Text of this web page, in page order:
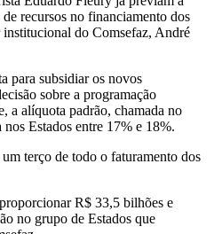
recursos no financiamento dos
do Comsefaz, André
para subsidiar os novos
sobre a programação
a alíquota padrão, chamada no
Estados entre 17% e 18%.
terço de todo o faturamento dos
R$ 33,5 bilhões e
no grupo de Estados que